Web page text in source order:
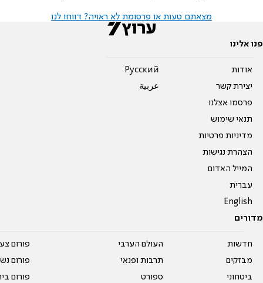
מצאתם טעות או פרסומת לא ראויה? דווחו לנו
פנו אלינו
אודות
יצירת קשר
פרסמו אצלנו
תנאי שימוש
מדיניות פרטיות
הצהרת נגישות
המייל האדום
עברית
English
Pусский
عربية
מדורים
חדשות
מבזקים
ביטחוני
העולם הערבי
תרבות ופנאי
ספורט
פורום
פורום
פורום